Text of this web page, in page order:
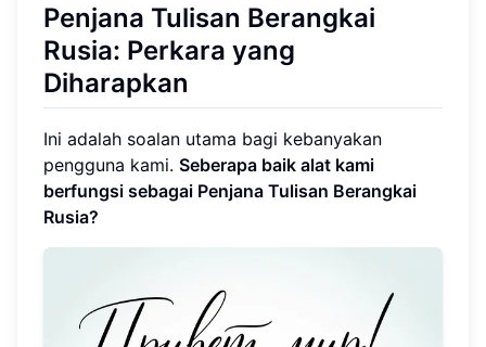
Penjana Tulisan Berangkai
Rusia: Perkara yang
Diharapkan
Ini adalah soalan utama bagi kebanyakan
pengguna kami. Seberapa baik alat kami
berfungsi sebagai Penjana Tulisan Berangkai
Rusia?